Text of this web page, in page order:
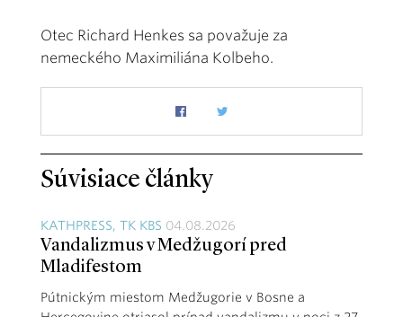
Otec Richard Henkes sa považuje za
nemeckého Maximiliána Kolbeho.
Súvisiace články
KATHPRESS, TK KBS 04.08.2026
Vandalizmus v Medžugorí pred
Mladifestom
Pútnickým miestom Medžugorie v Bosne a